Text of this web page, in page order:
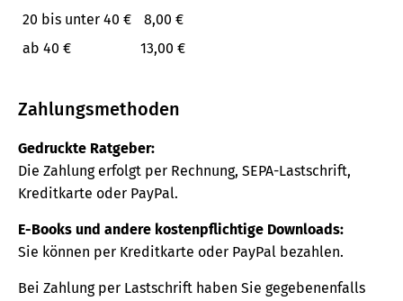
20 bis unter 40 €
8,00 €
ab 40 €
13,00 €
Zahlungsmethoden
Gedruckte Ratgeber:
Die Zahlung erfolgt per Rechnung, SEPA-Lastschrift,
Kreditkarte oder PayPal.
E-Books und andere kostenpflichtige Downloads:
Sie können per Kreditkarte oder PayPal bezahlen.
Bei Zahlung per Lastschrift haben Sie gegebenenfalls